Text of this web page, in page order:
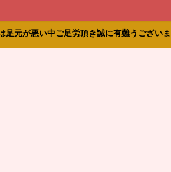
元が悪い中ご足労頂き誠に有難うございま